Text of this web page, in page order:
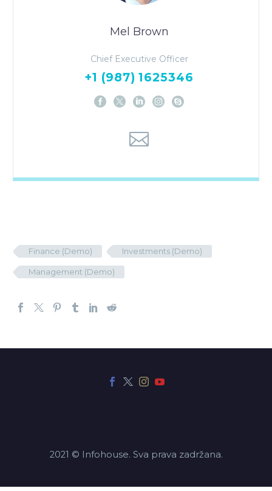
Mel Brown
Chief Executive Officer
+1 (987) 1625346
Finance (Demo) Investments (Demo)
Management (Demo)
2021 © Infohouse. Sva prava zadržana.